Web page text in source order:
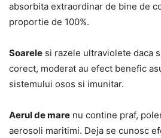
absorbita extraordinar de bine de
proportie de 100%.
Soarele si razele ultraviolete daca
corect, moderat au efect benefic
sistemului osos si imunitar.
Aerul de mare nu contine praf,
aerosoli maritimi. Deja se cunosc